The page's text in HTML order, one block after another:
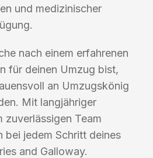
und medizinischer
nach einem erfahrenen
für deinen Umzug bist,
an Umzugskönig
Mit langjähriger
zuverlässigen Team
bei jedem Schritt deines
and Galloway.